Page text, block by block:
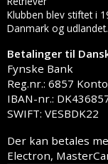
Klubben blev stiftet i
Danmark og udlandet.
Betalinger til
Fynske Bank
Reg.nr.: 6857
IBAN-nr.:
SWIFT: VESBDK22
Der kan betales
Electron,